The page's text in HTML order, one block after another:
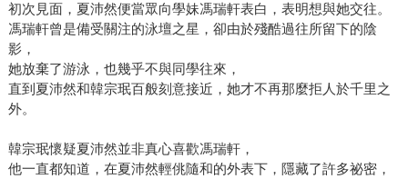
初次見面，夏沛然便當眾向學妹馮瑞軒表白，表明想與她交往。
馮瑞軒曾是備受關注的泳壇之星，卻由於殘酷過往所留下的陰
影，
她放棄了游泳，也幾乎不與同學往來，
直到夏沛然和韓宗珉百般刻意接近，她才不再那麼拒人於千里之
外。
韓宗珉懷疑夏沛然並非真心喜歡馮瑞軒，
他一直都知道，在夏沛然輕佻隨和的外表下，隱藏了許多祕密，